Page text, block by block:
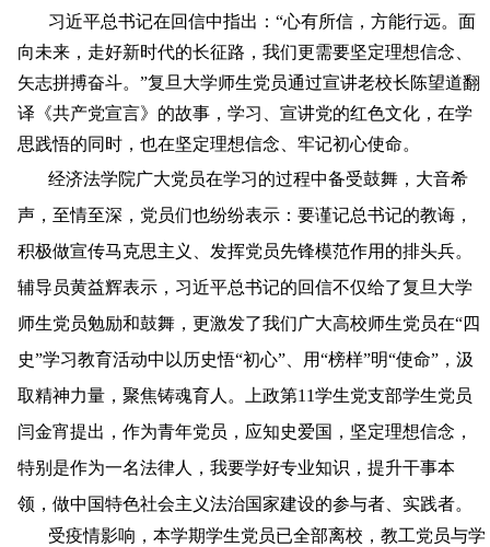
习近平总书记在回信中指出：“心有所信，方能行远。面
向未来，走好新时代的长征路，我们更需要坚定理想信念、
矢志拼搏奋斗。”复旦大学师生党员通过宣讲老校长陈望道翻
译《共产党宣言》的故事，学习、宣讲党的红色文化，在学
思践悟的同时，也在坚定理想信念、牢记初心使命。
经济法学院广大党员在学习的过程中备受鼓舞，大音希
声，至情至深，党员们也纷纷表示：要谨记总书记的教诲，
积极做宣传马克思主义、发挥党员先锋模范作用的排头兵。
辅导员黄益辉表示，习近平总书记的回信不仅给了复旦大学
师生党员勉励和鼓舞，更激发了我们广大高校师生党员在“四
史”学习教育活动中以历史悟“初心”、用“榜样”明“使命”，汲
取精神力量，聚焦铸魂育人。上政第11学生党支部学生党员
闫金宵提出，作为青年党员，应知史爱国，坚定理想信念，
特别是作为一名法律人，我要学好专业知识，提升干事本
领，做中国特色社会主义法治国家建设的参与者、实践者。
受疫情影响，本学期学生党员已全部离校，教工党员与学